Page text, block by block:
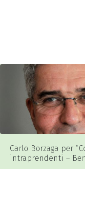
comuni,